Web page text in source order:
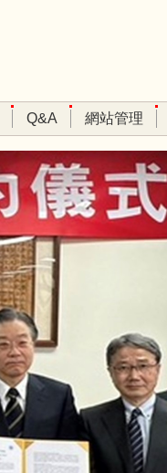
Q&A 網站管理